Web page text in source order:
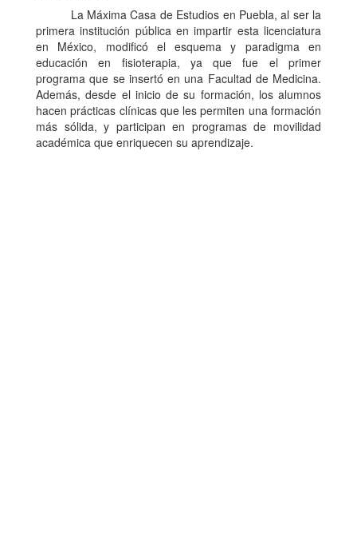
La Máxima Casa de Estudios en Puebla, al ser la
primera institución pública en impartir esta licenciatura
en México, modificó el esquema y paradigma en
educación en fisioterapia, ya que fue el primer
programa que se insertó en una Facultad de Medicina.
Además, desde el inicio de su formación, los alumnos
hacen prácticas clínicas que les permiten una formación
más sólida, y participan en programas de movilidad
académica que enriquecen su aprendizaje.